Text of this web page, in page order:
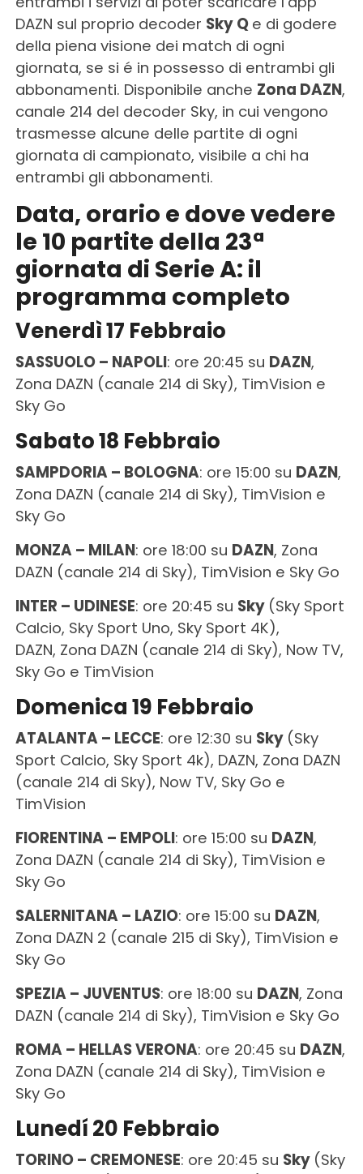
DAZN sul proprio decoder Sky Q e di godere
della piena visione dei match di ogni
giornata, se si é in possesso di entrambi gli
abbonamenti. Disponibile anche Zona DAZN,
canale 214 del decoder Sky, in cui vengono
trasmesse alcune delle partite di ogni
giornata di campionato, visibile a chi ha
entrambi gli abbonamenti.
Data, orario e dove vedere
le 10 partite della 23ª
giornata di Serie A: il
programma completo
Venerdì 17 Febbraio
SASSUOLO – NAPOLI: ore 20:45 su DAZN,
Zona DAZN (canale 214 di Sky), TimVision e
Sky Go
Sabato 18 Febbraio
SAMPDORIA – BOLOGNA: ore 15:00 su DAZN,
Zona DAZN (canale 214 di Sky), TimVision e
Sky Go
MONZA – MILAN: ore 18:00 su DAZN, Zona
DAZN (canale 214 di Sky), TimVision e Sky Go
INTER – UDINESE: ore 20:45 su Sky (Sky Sport
Calcio, Sky Sport Uno, Sky Sport 4K),
DAZN, Zona DAZN (canale 214 di Sky), Now TV,
Sky Go e TimVision
Domenica 19 Febbraio
ATALANTA – LECCE: ore 12:30 su Sky (Sky
Sport Calcio, Sky Sport 4k), DAZN, Zona DAZN
(canale 214 di Sky), Now TV, Sky Go e
TimVision
FIORENTINA – EMPOLI: ore 15:00 su DAZN,
Zona DAZN (canale 214 di Sky), TimVision e
Sky Go
SALERNITANA – LAZIO: ore 15:00 su DAZN,
Zona DAZN 2 (canale 215 di Sky), TimVision e
Sky Go
SPEZIA – JUVENTUS: ore 18:00 su DAZN, Zona
DAZN (canale 214 di Sky), TimVision e Sky Go
ROMA – HELLAS VERONA: ore 20:45 su DAZN,
Zona DAZN (canale 214 di Sky), TimVision e
Sky Go
Lunedí 20 Febbraio
TORINO – CREMONESE: ore 20:45 su Sky (Sky